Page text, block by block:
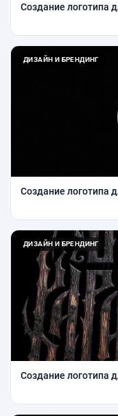
Создание логотипа
ДИЗАЙН И БРЕНДИНГ
Создание логотипа
ДИЗАЙН И БРЕНДИНГ
Создание логотипа